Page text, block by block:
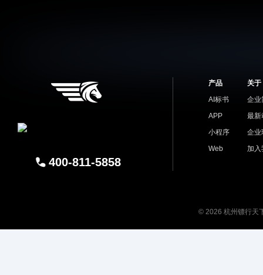
400-811-5858
产品
AI标书
APP
小程序
Web
关于
企业
最新
企业
加入
© 2026 杭州镖行天